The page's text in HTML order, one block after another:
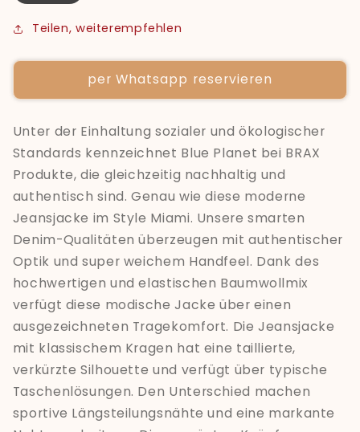
Teilen, weiterempfehlen
per Whatsapp reservieren
Unter der Einhaltung sozialer und ökologischer
Standards kennzeichnet Blue Planet bei BRAX
Produkte, die gleichzeitig nachhaltig und
authentisch sind. Genau wie diese moderne
Jeansjacke im Style Miami. Unsere smarten
Denim-Qualitäten überzeugen mit authentischer
Optik und super weichem Handfeel. Dank des
hochwertigen und elastischen Baumwollmix
verfügt diese modische Jacke über einen
ausgezeichneten Tragekomfort. Die Jeansjacke
mit klassischem Kragen hat eine taillierte,
verkürzte Silhouette und verfügt über typische
Taschenlösungen. Den Unterschied machen
sportive Längsteilungsnähte und eine markante